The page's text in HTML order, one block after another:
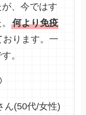
、今ではす
。何より免疫
おります。一
。
ん(50代/女性)